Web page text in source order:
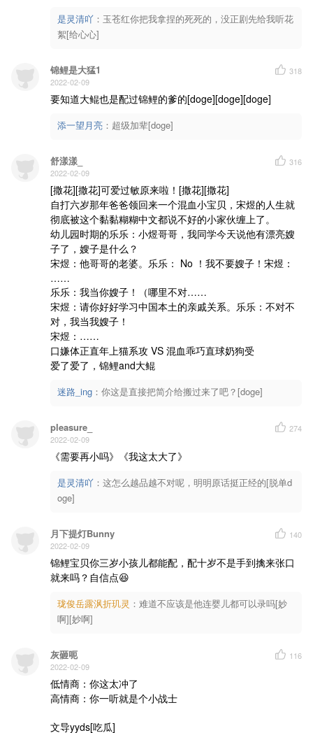
是灵清吖 ： 玉苍红你把我拿捏的死死的，没正剧先给我听花
絮[给心心]
锦鲤是大猛1
2022-02-09
318
要知道大鲲也是配过锦鲤的爹的[doge][doge][doge]
添一望月亮 ： 超级加辈[doge]
舒漾漾_
2022-02-09
316
[撒花][撒花]可爱过敏原来啦！[撒花][撒花]
自打六岁那年爸爸领回来一个混血小宝贝，宋煜的人生就
彻底被这个黏黏糊糊中文都说不好的小家伙缠上了。
幼儿园时期的乐乐：小煜哥哥，我同学今天说他有漂亮嫂
子了，嫂子是什么？
宋煜：他哥哥的老婆。乐乐： No ！我不要嫂子！宋煜：
……
乐乐：我当你嫂子！（哪里不对……
宋煜：请你好好学习中国本土的亲戚关系。乐乐：不对不
对，我当我嫂子！
宋煜：……
口嫌体正直年上猫系攻 VS 混血乖巧直球奶狗受
爱了爱了，锦鲤and大鲲
迷路_ing ： 你这是直接把简介给搬过来了吧？[doge]
pleasure_
2022-02-09
274
《需要再小吗》《我这太大了》
是灵清吖 ： 这怎么越品越不对呢，明明原话挺正经的[脱单d
oge]
月下提灯Bunny
2022-02-09
140
锦鲤宝贝你三岁小孩儿都能配，配十岁不是手到擒来张口
就来吗？自信点😆
珑俊岳露沨折玑灵 ： 难道不应该是他连婴儿都可以录吗[妙
啊][妙啊]
灰砸呃
2022-02-09
116
低情商：你这太冲了
高情商：你一听就是个小战士
文导yyds[吃瓜]